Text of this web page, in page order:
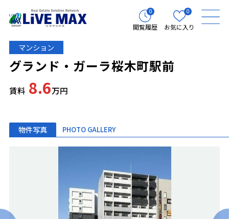
0
閲覧履歴
0
お気に入り
マンション
グランド・ガーラ桜木町駅前
賃料 8.6万円
物件写真 PHOTO GALLERY